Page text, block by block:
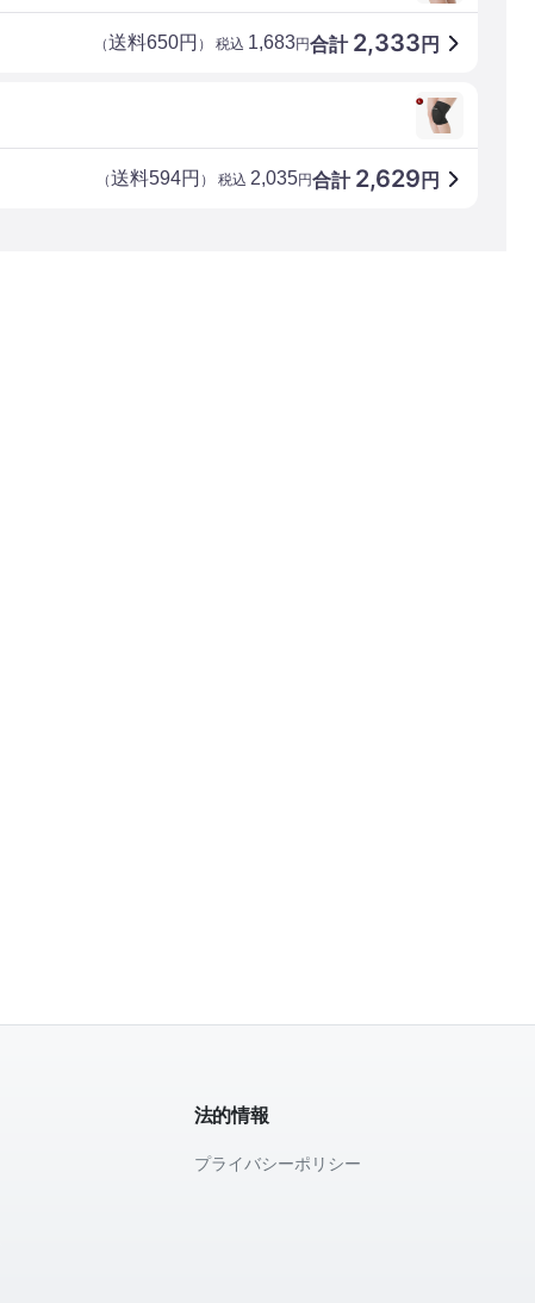
合計 2,333 円
（送料650円 ） 税込 1,683円
合計 2,629 円
（送料594円 ） 税込 2,035円
法的情報
プライバシーポリシー